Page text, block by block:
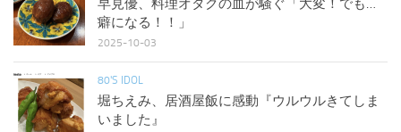
癖になる！！」
2025-10-03
80'S IDOL
堀ちえみ、居酒屋飯に感動『ウルウルきてしま
いました』